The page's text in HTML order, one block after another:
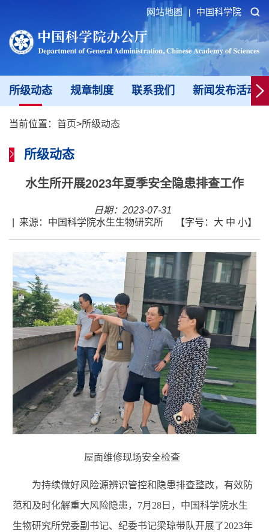
网站地图 中国科学院
所级动态 规章制度 联系我们 新闻发布活动
当前位置： 首页>所级动态
所级动态
水生所开展2023年夏季安全隐患排查工作
日期：2023-07-31
来源：中国科学院水生生物研究所 【字号： 大 中 小】
屋面维修现场安全检查
为持续做好风险源辨识管控和隐患排查整改，有效防
范和及时化解重大风险隐患， 7月 28 日，中国科学院水生
生物研究所党委副书记、纪委书记梁琼带队开展了2023年